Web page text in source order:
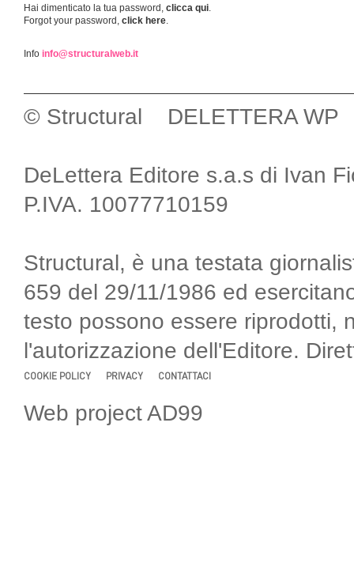
Hai dimenticato la tua password, clicca qui.
Forgot your password, click here.
Info info@structuralweb.it
© Structural DELETTERA WP
DeLettera Editore s.a.s di Ivan
P.IVA. 10077710159
Structural, è una testata
659 del 29/11/1986 ed
testo possono essere riprodotti,
l'autorizzazione dell'Editore.
COOKIE POLICY PRIVACY CONTATTACI
Web project AD99